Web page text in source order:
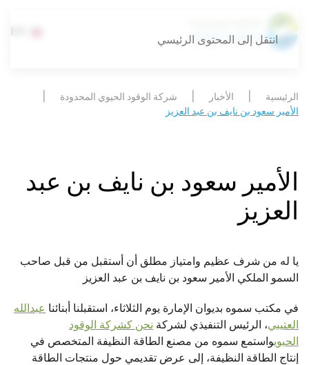
انتقل إلى المحتوى الرئيسي
الرئيسية الأخبار
شركة الوقود الحيوي المحدودة
الأمير سعود بن نايف بن عبد العزيز
الأمير سعود بن نايف بن عبد
العزيز
يا له من شرف عظيم وامتياز مطلق أن أستقبل من قبل صاحب
السمو الملكي الأمير سعود بن نايف بن عبد العزيز
في مكتب سموه بديوان الإمارة يوم الثلاثاء، استقبلنا أبنائنا عبدالله
العتيبي، الرئيس التنفيذي لشركة نحن كشركة الوقود
الحيويواستمع سموه من مصنع الطاقة النظيفة المتخصص في
إنتاج الطاقة النظيفة، إلى عرض تقديمي حول منتجات الطاقة